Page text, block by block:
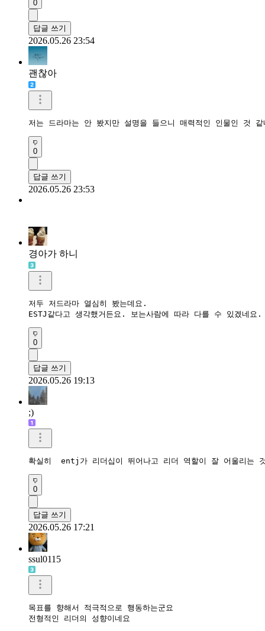
0
답글 쓰기
2026.05.26 23:54
괜찮아
저는 드라마는 안 봤지만 설명을 들으니 매력적인 인물인 것 같
0
답글 쓰기
2026.05.26 23:53
경아가 하니
저두 저드라마 열심히 봤는데요.
ESTJ같다고 생각했거든요. 보는사람에 따라 다를 수 있겠네요.
0
답글 쓰기
2026.05.26 19:13
;)
확실히  entj가 리더십이 뛰어나고 리더 역할이 잘 어울리는
0
답글 쓰기
2026.05.26 17:21
ssul0115
목표를 향해서 적극적으로 행동하는군요
전형적인 리더의 성향이네요